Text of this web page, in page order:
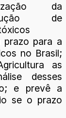
da
de
prazo para a
no Brasil;
as
desses
e prevê a
se o prazo